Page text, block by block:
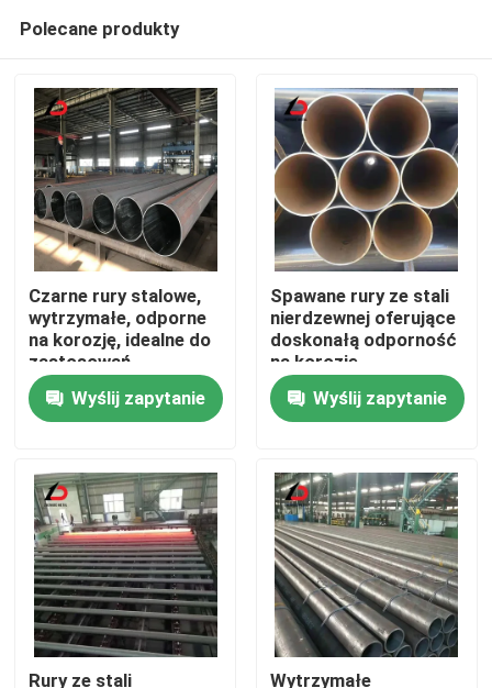
Do domu
Produkty
Filmy
Polecane produkty
Czarne rury stalowe,
wytrzymałe, odporne
na korozję, idealne do
zastosowań
konstrukcyjnych,
rurociągów i
budowlanych
Wyślij zapytanie
Spawane rury ze stali
nierdzewnej oferujące
doskonałą odporność
na korozję,
odpowiednie do
systemów
zaopatrzenia w wodę i
Wyślij zapytanie
Rury ze stali
Wytrzymałe